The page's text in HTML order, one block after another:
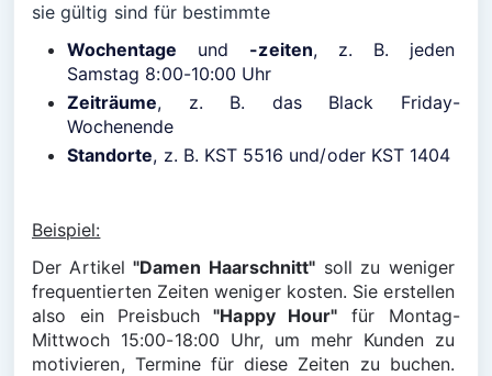
sie gültig sind für bestimmte
Wochentage und -zeiten, z. B. jeden
Samstag 8:00-10:00 Uhr
Zeiträume, z. B. das Black Friday-
Wochenende
Standorte, z. B. KST 5516 und/oder KST 1404
Beispiel:
Der Artikel "Damen Haarschnitt" soll zu weniger
frequentierten Zeiten weniger kosten. Sie erstellen
also ein Preisbuch "Happy Hour" für Montag-
Mittwoch 15:00-18:00 Uhr, um mehr Kunden zu
motivieren, Termine für diese Zeiten zu buchen.